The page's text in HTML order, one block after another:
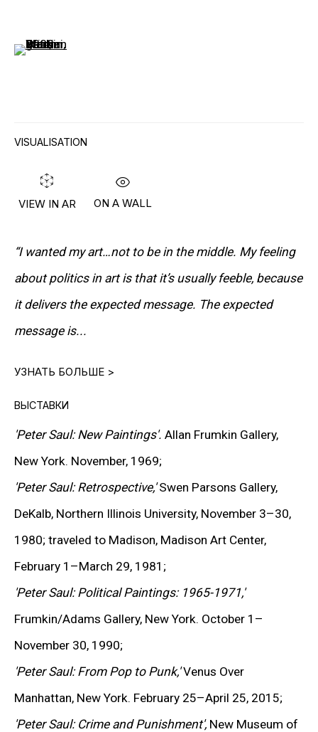
ЭТО ПРОСТРАНСТВО ПОЛНОЙ СВОБОДЫ».
СКАЧАТЬ CV
арта и главным наследником сюрреализма. Один
из наиболее влиятельных американских
художников послевоенного периода, он известен
как последовательный «нарушитель хорошего
вкуса» — мастер, чьё искусство сочетает
визуальную дерзость, сатирическую
выразительность и интеллектуальную глубину,
вдохновившие не одно поколение художников.
Соул считается основателем направления Bad
Painting — стиля, отличающегося яркой палитрой,
гипертрофированными деформациями и
намеренным пренебрежением академическими
нормами. Несмотря на внешнюю легкость
(View a larger image of thumbnail 6 )
VISUALISATION
VIEW IN AR ON A WALL
“I wanted my art…not to be in the middle. My feeling
about politics in art is that it’s usually feeble, because
it delivers the expected message. The expected
message is...
УЗНАТЬ БОЛЬШЕ >
ВЫСТАВКИ
'Peter Saul: New Paintings'. Allan Frumkin Gallery,
New York. November, 1969;
'Peter Saul: Retrospective,'Swen Parsons Gallery,
DeKalb, Northern Illinois University, November 3–30,
1980; traveled to Madison, Madison Art Center,
February 1–March 29, 1981;
'Peter Saul: Political Paintings: 1965-1971,'
Frumkin/Adams Gallery, New York. October 1–
November 30, 1990;
'Peter Saul: From Pop to Punk,' Venus Over
Manhattan, New York. February 25–April 25, 2015;
'Peter Saul: Crime and Punishment', New Museum of